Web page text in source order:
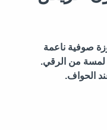
صوفية ناعمة
لمسة من الرقي.